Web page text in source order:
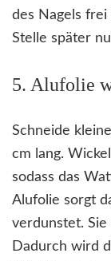
des Nagels
Stelle später
5. Alufolie
Schneide
cm lang.
sodass das
Alufolie sorgt
verdunstet.
Dadurch wird